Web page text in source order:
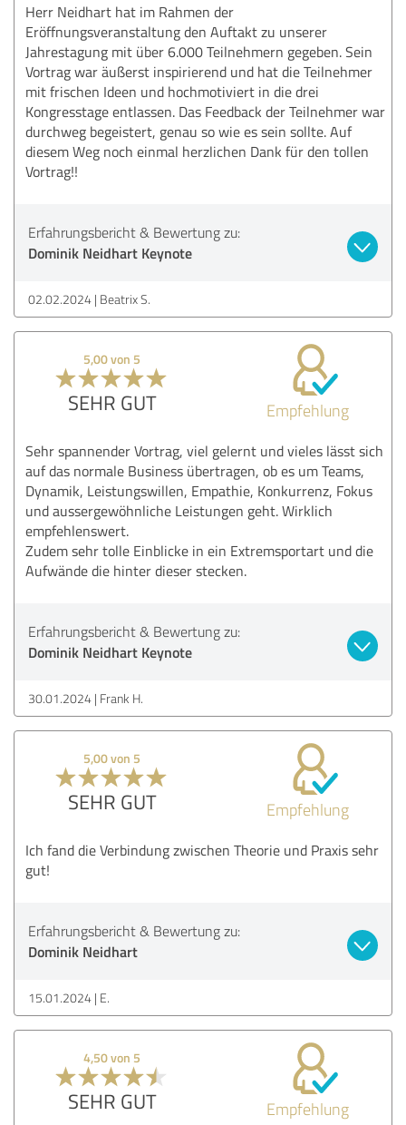
Herr Neidhart hat im Rahmen der
Eröffnungsveranstaltung den Auftakt zu unserer
Jahrestagung mit über 6.000 Teilnehmern gegeben. Sein
Vortrag war äußerst inspirierend und hat die Teilnehmer
mit frischen Ideen und hochmotiviert in die drei
Kongresstage entlassen. Das Feedback der Teilnehmer war
durchweg begeistert, genau so wie es sein sollte. Auf
diesem Weg noch einmal herzlichen Dank für den tollen
Vortrag!!
Erfahrungsbericht & Bewertung zu:
Dominik Neidhart Keynote
02.02.2024 Beatrix S.
5,00 von 5
SEHR GUT Empfehlung
Sehr spannender Vortrag, viel gelernt und vieles lässt sich
auf das normale Business übertragen, ob es um Teams,
Dynamik, Leistungswillen, Empathie, Konkurrenz, Fokus
und aussergewöhnliche Leistungen geht. Wirklich
empfehlenswert.
Zudem sehr tolle Einblicke in ein Extremsportart und die
Aufwände die hinter dieser stecken.
Erfahrungsbericht & Bewertung zu:
Dominik Neidhart Keynote
30.01.2024 Frank H.
5,00 von 5
SEHR GUT Empfehlung
Ich fand die Verbindung zwischen Theorie und Praxis sehr
gut!
Erfahrungsbericht & Bewertung zu:
Dominik Neidhart
15.01.2024 E.
4,50 von 5
SEHR GUT Empfehlung